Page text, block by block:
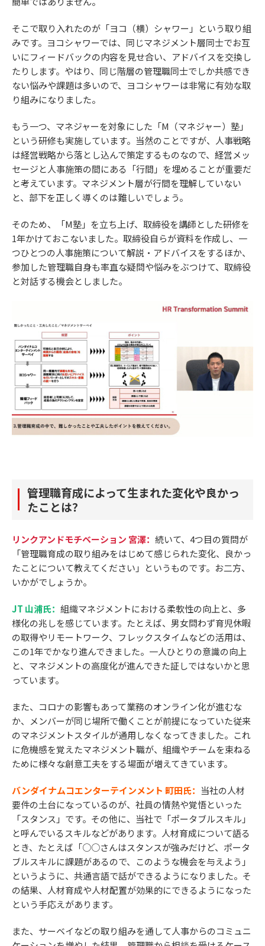
そこで取り入れたのが「ヨコ（横）シャワー」という取り組
みです。ヨコシャワーでは、同じマネジメント層同士でお互
いにフィードバックの内容を見せ合い、アドバイスを交換し
たりします。やはり、同じ階層の管理職同士でしか共感でき
ない悩みや課題は多いので、ヨコシャワーは非常に有効な取
り組みになりました。
もう一つ、マネジャーを対象にした「M（マネジャー）塾」
という研修も実施しています。当然のことですが、人事戦略
は経営戦略から落とし込んで策定するものなので、経営メッ
セージと人事施策の間にある「行間」を埋めることが重要だ
と考えています。マネジメント層が行間を理解していない
と、部下を正しく導くのは難しいでしょう。
そのため、「M塾」を立ち上げ、取締役を講師とした研修を
1年かけておこないました。取締役自らが資料を作成し、一
つひとつの人事施策について解説・アドバイスをするほか、
参加した管理職自身も率直な疑問や悩みをぶつけて、取締役
と対話する機会としました。
管理職育成によって生まれた変化や良かっ
たことは？
リンクアンドモチベーション 宮澤： 続いて、4つ目の質問が
「管理職育成の取り組みをはじめて感じられた変化、良かっ
たことについて教えてください」というものです。お二方、
いかがでしょうか。
JT 山浦氏： 組織マネジメントにおける柔軟性の向上と、多
様化の兆しを感じています。たとえば、男女問わず育児休暇
の取得やリモートワーク、フレックスタイムなどの活用は、
この1年でかなり進んできました。一人ひとりの意識の向上
と、マネジメントの高度化が進んできた証しではないかと思
っています。
また、コロナの影響もあって業務のオンライン化が進むな
か、メンバーが同じ場所で働くことが前提になっていた従来
のマネジメントスタイルが通用しなくなってきました。これ
に危機感を覚えたマネジメント職が、組織やチームを束ねる
ために様々な創意工夫をする場面が増えてきています。
バンダイナムコエンターテインメント 町田氏： 当社の人材
要件の土台になっているのが、社員の情熱や覚悟といった
「スタンス」です。その他に、当社で「ポータブルスキル」
と呼んでいるスキルなどがあります。人材育成について語る
とき、たとえば「○○さんはスタンスが強みだけど、ポータ
ブルスキルに課題があるので、このような機会を与えよう」
というように、共通言語で話ができるようになりました。そ
の結果、人材育成や人材配置が効果的にできるようになった
という手応えがあります。
また、サーベイなどの取り組みを通して人事からのコミュニ